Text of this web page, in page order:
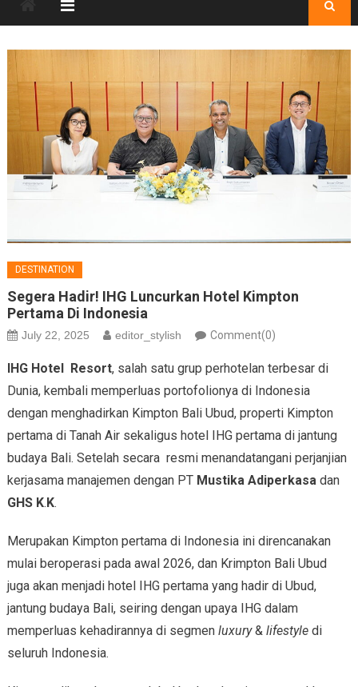
DESTINATION
Segera Hadir! IHG Luncurkan Hotel Kimpton
Pertama Di Indonesia
July 22, 2025 editor_stylish Comment(0)
IHG Hotel Resort, salah satu grup perhotelan terbesar di
Dunia, kembali memperluas portofolionya di Indonesia
dengan menghadirkan Kimpton Bali Ubud, properti Kimpton
pertama di Tanah Air sekaligus hotel IHG pertama di jantung
budaya Bali. Setelah secara resmi menandatangani perjanjian
kerjasama manajemen dengan PT Mustika Adiperkasadan
GHS K.K.
Merupakan Kimpton pertama di Indonesia ini direncanakan
mulai beroperasi pada awal 2026, dan Krimpton Bali Ubud
juga akan menjadi hotel IHG pertama yang hadir di Ubud,
jantung budaya Bali, seiring dengan upaya IHG dalam
memperluas kehadirannya di segmen luxury&lifestyledi
seluruh Indonesia.